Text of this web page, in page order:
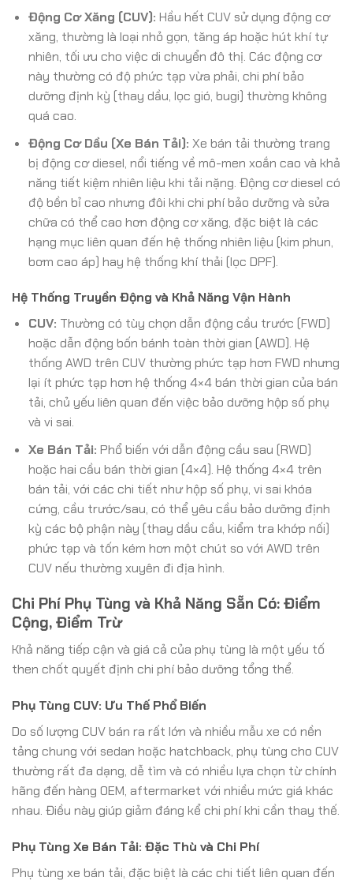
Động Cơ Xăng (CUV): Hầu hết CUV sử dụng động cơ
xăng, thường là loại nhỏ gọn, tăng áp hoặc hút khí tự
nhiên, tối ưu cho việc di chuyển đô thị. Các động cơ
này thường có độ phức tạp vừa phải, chi phí bảo
dưỡng định kỳ (thay dầu, lọc gió, bugi) thường không
quá cao.
Động Cơ Dầu (Xe Bán Tải): Xe bán tải thường trang
bị động cơ diesel, nổi tiếng về mô-men xoắn cao và khả
năng tiết kiệm nhiên liệu khi tải nặng. Động cơ diesel có
độ bền bỉ cao nhưng đôi khi chi phí bảo dưỡng và sửa
chữa có thể cao hơn động cơ xăng, đặc biệt là các
hạng mục liên quan đến hệ thống nhiên liệu (kim phun,
bơm cao áp) hay hệ thống khí thải (lọc DPF).
Hệ Thống Truyền Động và Khả Năng Vận Hành
CUV: Thường có tùy chọn dẫn động cầu trước (FWD)
hoặc dẫn động bốn bánh toàn thời gian (AWD). Hệ
thống AWD trên CUV thường phức tạp hơn FWD nhưng
lại ít phức tạp hơn hệ thống 4×4 bán thời gian của bán
tải, chủ yếu liên quan đến việc bảo dưỡng hộp số phụ
và vi sai.
Xe Bán Tải: Phổ biến với dẫn động cầu sau (RWD)
hoặc hai cầu bán thời gian (4×4). Hệ thống 4×4 trên
bán tải, với các chi tiết như hộp số phụ, vi sai khóa
cứng, cầu trước/sau, có thể yêu cầu bảo dưỡng định
kỳ các bộ phận này (thay dầu cầu, kiểm tra khớp nối)
phức tạp và tốn kém hơn một chút so với AWD trên
CUV nếu thường xuyên đi địa hình.
Chi Phí Phụ Tùng và Khả Năng Sẵn Có: Điểm
Cộng, Điểm Trừ
Khả năng tiếp cận và giá cả của phụ tùng là một yếu tố
then chốt quyết định chi phí bảo dưỡng tổng thể.
Phụ Tùng CUV: Ưu Thế Phổ Biến
Do số lượng CUV bán ra rất lớn và nhiều mẫu xe có nền
tảng chung với sedan hoặc hatchback, phụ tùng cho CUV
thường rất đa dạng, dễ tìm và có nhiều lựa chọn từ chính
hãng đến hàng OEM, aftermarket với nhiều mức giá khác
nhau. Điều này giúp giảm đáng kể chi phí khi cần thay thế.
Phụ Tùng Xe Bán Tải: Đặc Thù và Chi Phí
Phụ tùng xe bán tải, đặc biệt là các chi tiết liên quan đến